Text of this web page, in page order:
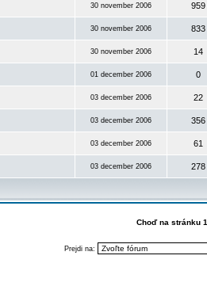
30 november 2006 959
30 november 2006 833
30 november 2006 14
01 december 2006 0
03 december 2006 22
03 december 2006 356
03 december 2006 61
03 december 2006 278
Choď na stránku 1
Prejdi na: